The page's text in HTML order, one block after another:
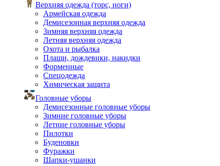
Верхняя одежда (торс, ноги)
Армейская одежда
Демисезонная верхняя одежда
Зимняя верхняя одежда
Летняя верхняя одежда
Охота и рыбалка
Плащи, дождевики, накидки
Форменные
Спецодежда
Химическая защита
Головные уборы
Демисезонные головные уборы
Зимние головные уборы
Летние головные уборы
Пилотки
Буденовки
Фуражки
Шапки-ушанки